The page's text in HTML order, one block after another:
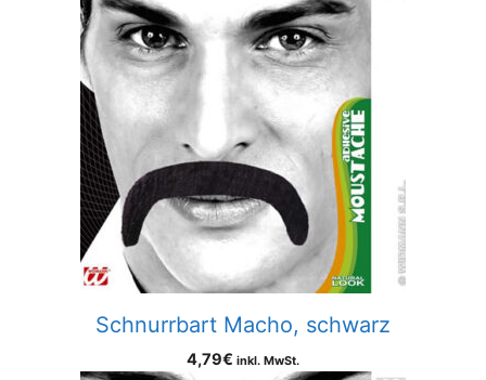
Schnurrbart Macho, schwarz
4,79€ inkl. MwSt.